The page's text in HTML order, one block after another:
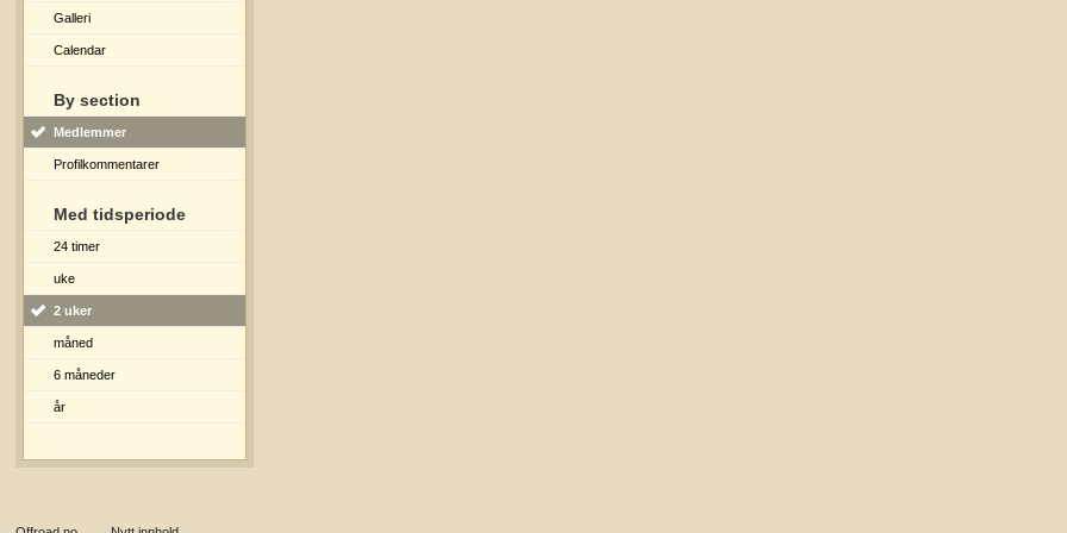
Galleri
Calendar
By section
Medlemmer
Profilkommentarer
Med tidsperiode
24 timer
uke
2 uker
måned
6 måneder
år